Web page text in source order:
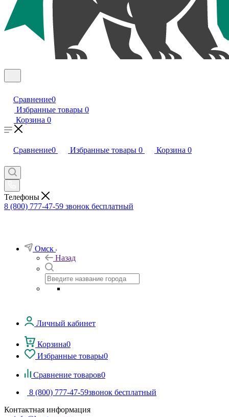
Сравнение0
Избранные товары 0
Корзина 0
Сравнение0 Избранные товары 0 Корзина 0
Телефоны
8 (800) 777-47-59 звонок бесплатный
Омск
Назад
Личный кабинет
Корзина0
Избранные товары0
Сравнение товаров0
8 (800) 777-47-59звонок бесплатный
Контактная информация